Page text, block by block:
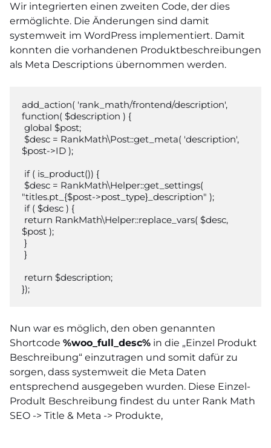
Wir integrierten einen zweiten Code, der dies
ermöglichte. Die Änderungen sind damit
systemweit im WordPress implementiert. Damit
konnten die vorhandenen Produktbeschreibungen
als Meta Descriptions übernommen werden.
add_action( 'rank_math/frontend/description',
function( $description ) {
$post->ID );
"titles.pt_{$post->post_type}_description" );
$post );
});
Nun war es möglich, den oben genannten
Shortcode %woo_full_desc% in die „Einzel Produkt
Beschreibung“ einzutragen und somit dafür zu
sorgen, dass systemweit die Meta Daten
entsprechend ausgegeben wurden. Diese Einzel-
Prodult Beschreibung findest du unter Rank Math
SEO -> Title & Meta -> Produkte,